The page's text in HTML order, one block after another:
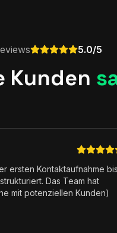
5.0/5
Kunden
ersten Kontaktaufnahme bis
Das Team hat
mit potenziellen Kunden)